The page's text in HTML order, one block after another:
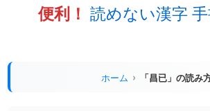
便利！ 読めない漢字
ホーム 「昌已」の読み